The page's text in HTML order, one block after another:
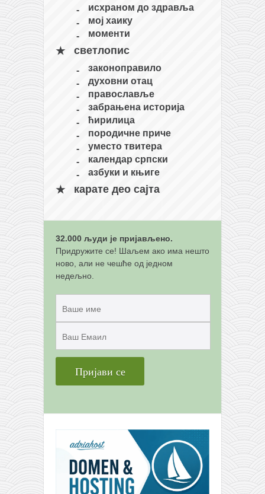
исхраном до здравља
мој хаику
моменти
светлопис
законоправило
духовни отац
православље
забрањена историја
ћирилица
породичне приче
уместо твитера
календар српски
азбуки и књиге
карате део сајта
32.000 људи је пријављено.
Придружите се! Шаљем ако има нешто
ново, али не чешће од једном
недељно.